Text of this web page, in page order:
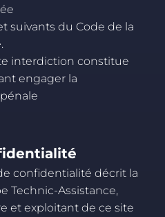
suivants du Code de la
interdiction constitue
engager la
confidentialité décrit la
Technic-Assistance,
et exploitant de ce site